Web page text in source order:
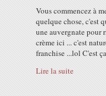
Vous commencez à
quelque chose, c'est
une auvergnate pour
crème ici ... c'est
franchise ...lol C'est
Lire la suite